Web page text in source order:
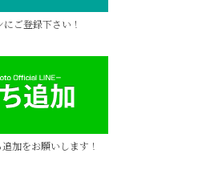
ご登録下さい！
加をお願いします！